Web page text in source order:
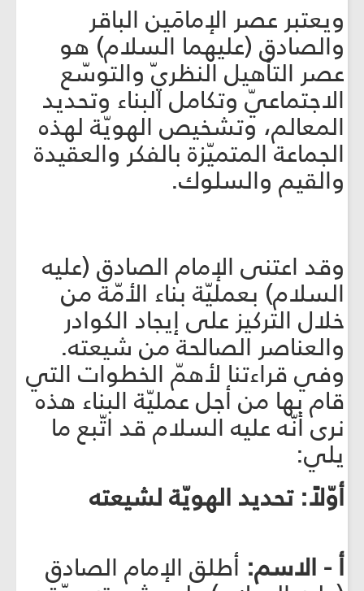
ويعتبر عصر الإمامَين الباقر
والصادق (عليهما السلام) هو
عصر التأهيل النظريّ والتوسّع
الاجتماعيّ وتكامل البناء وتحديد
المعالم، وتشخيص الهويّة لهذه
الجماعة المتميّزة بالفكر والعقيدة
والقيم والسلوك.
وقد اعتنى الإمام الصادق (عليه
السلام) بعمليّة بناء الأمّة من
خلال التركيز على إيجاد الكوادر
والعناصر الصالحة من شيعته.
وفي قراءتنا لأهمّ الخطوات التي
قام بها من أجل عمليّة البناء هذه
نرى أنّه عليه السلام قد اتّبع ما
يلي:
أوّلاً: تحديد الهويّة لشيعته‏
أ - الاسم: أطلق الإمام الصادق